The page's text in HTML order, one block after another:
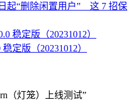
起“删除闲置用户” 这 7 招保
定版（20231012）
（灯笼）上线测试”